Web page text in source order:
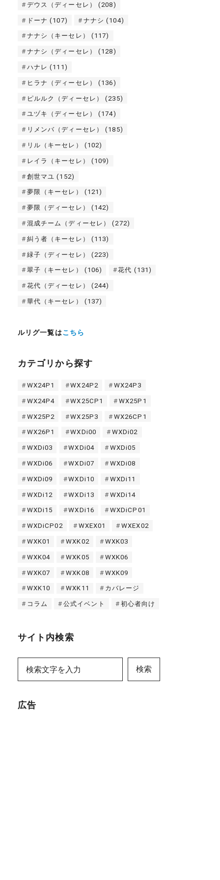
デウス（ディーセレ） (208)
ドーナ (107) ナナシ (104)
ナナシ（キーセレ） (117)
ナナシ（ディーセレ） (128)
ハナレ (111)
ヒラナ（ディーセレ） (136)
ピルルク（ディーセレ） (235)
ユヅキ（ディーセレ） (174)
リメンバ（ディーセレ） (185)
リル（キーセレ） (102)
レイラ（キーセレ） (109)
創世マユ (152)
夢限（キーセレ） (121)
夢限（ディーセレ） (142)
混成チーム（ディーセレ） (272)
糾う者（キーセレ） (113)
緑子（ディーセレ） (223)
翠子（キーセレ） (106) 花代 (131)
花代（ディーセレ） (244)
華代（キーセレ） (137)
ルリグ一覧はこちら
カテゴリから探す
WX24P1 WX24P2 WX24P3
WX24P4 WX25CP1 WX25P1
WX25P2 WX25P3 WX26CP1
WX26P1 WXDi00 WXDi02
WXDi03 WXDi04 WXDi05
WXDi06 WXDi07 WXDi08
WXDi09 WXDi10 WXDi11
WXDi12 WXDi13 WXDi14
WXDi15 WXDi16 WXDiCP01
WXDiCP02 WXEX01 WXEX02
WXK01 WXK02 WXK03
WXK04 WXK05 WXK06
WXK07 WXK08 WXK09
WXK10 WXK11 カバレージ
コラム 公式イベント 初心者向け
サイト内検索
検索
広告